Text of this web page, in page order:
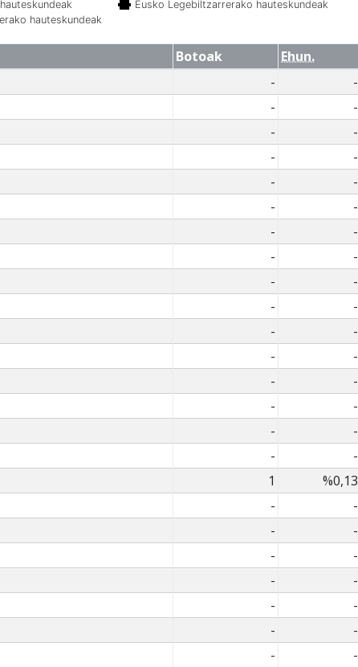
Eusko Legebiltzarrerako hauteskundeak
hauteskundeak
Botoak Ehun.
- -
- -
- -
- -
- -
- -
- -
- -
- -
- -
- -
- -
- -
- -
- -
- -
1 %0,13
- -
- -
- -
- -
- -
- -
- -